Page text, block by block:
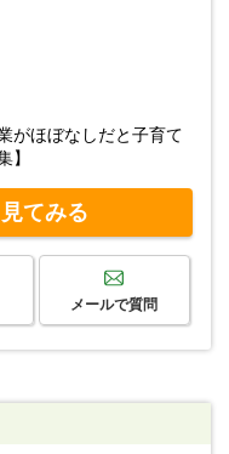
がほぼなしだと子育て
】
てみる
メールで質問